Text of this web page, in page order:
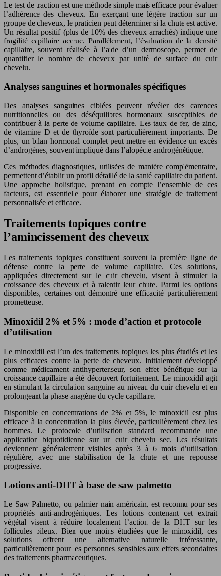
Le test de traction est une méthode simple mais efficace pour évaluer
l’adhérence des cheveux. En exerçant une légère traction sur un
groupe de cheveux, le praticien peut déterminer si la chute est active.
Un résultat positif (plus de 10% des cheveux arrachés) indique une
fragilité capillaire accrue. Parallèlement, l’évaluation de la densité
capillaire, souvent réalisée à l’aide d’un dermoscope, permet de
quantifier le nombre de cheveux par unité de surface du cuir
chevelu.
Analyses sanguines et hormonales spécifiques
Des analyses sanguines ciblées peuvent révéler des carences
nutritionnelles ou des déséquilibres hormonaux susceptibles de
contribuer à la perte de volume capillaire. Les taux de fer, de zinc,
de vitamine D et de thyroïde sont particulièrement importants. De
plus, un bilan hormonal complet peut mettre en évidence un excès
d’androgènes, souvent impliqué dans l’alopécie androgénétique.
Ces méthodes diagnostiques, utilisées de manière complémentaire,
permettent d’établir un profil détaillé de la santé capillaire du patient.
Une approche holistique, prenant en compte l’ensemble de ces
facteurs, est essentielle pour élaborer une stratégie de traitement
personnalisée et efficace.
Traitements topiques contre
l’amincissement des cheveux
Les traitements topiques constituent souvent la première ligne de
défense contre la perte de volume capillaire. Ces solutions,
appliquées directement sur le cuir chevelu, visent à stimuler la
croissance des cheveux et à ralentir leur chute. Parmi les options
disponibles, certaines ont démontré une efficacité particulièrement
prometteuse.
Minoxidil 2% et 5% : mode d’action et protocole
d’utilisation
Le minoxidil est l’un des traitements topiques les plus étudiés et les
plus efficaces contre la perte de cheveux. Initialement développé
comme médicament antihypertenseur, son effet bénéfique sur la
croissance capillaire a été découvert fortuitement. Le minoxidil agit
en stimulant la circulation sanguine au niveau du cuir chevelu et en
prolongeant la phase anagène du cycle capillaire.
Disponible en concentrations de 2% et 5%, le minoxidil est plus
efficace à la concentration la plus élevée, particulièrement chez les
hommes. Le protocole d’utilisation standard recommande une
application biquotidienne sur un cuir chevelu sec. Les résultats
deviennent généralement visibles après 3 à 6 mois d’utilisation
régulière, avec une stabilisation de la chute et une repousse
progressive.
Lotions anti-DHT à base de saw palmetto
Le Saw Palmetto, ou palmier nain américain, est reconnu pour ses
propriétés anti-androgéniques. Les lotions contenant cet extrait
végétal visent à réduire localement l’action de la DHT sur les
follicules pileux. Bien que moins étudiées que le minoxidil, ces
solutions offrent une alternative naturelle intéressante,
particulièrement pour les personnes sensibles aux effets secondaires
des traitements pharmaceutiques.